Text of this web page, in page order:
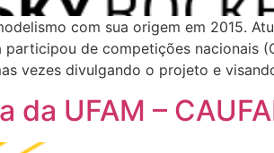
com sua origem em 2015.
participou de competições nacionais
vezes divulgando o projeto e
da UFAM –